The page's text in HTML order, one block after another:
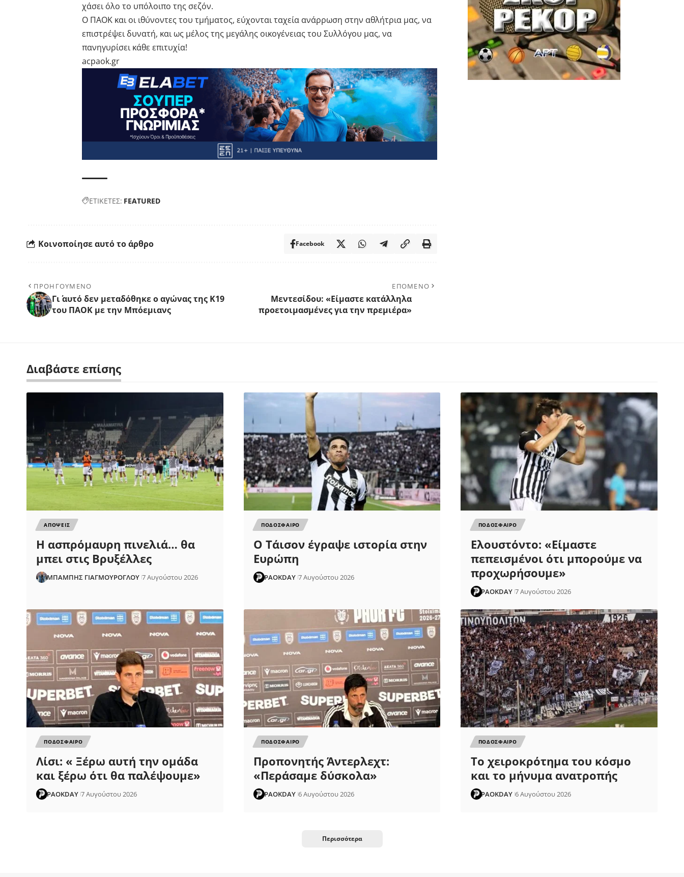
χάσει όλο το υπόλοιπο της σεζόν.
Ο ΠΑΟΚ και οι ιθύνοντες του τμήματος, εύχονται ταχεία ανάρρωση στην αθλήτρια μας, να
επιστρέψει δυνατή, και ως μέλος της μεγάλης οικογένειας του Συλλόγου μας, να
πανηγυρίσει κάθε επιτυχία!
acpaok.gr
ΕΤΙΚΕΤΕΣ: FEATURED
Κοινοποίησε αυτό το άρθρο Facebook
ΠΡΟΗΓΟΥΜΕΝΟ
Γι΄ αυτό δεν μεταδόθηκε ο αγώνας της Κ19
του ΠΑΟΚ με την Μπόεμιανς
ΕΠΟΜΕΝΟ
Μεντεσίδου: «Είμαστε κατάλληλα
προετοιμασμένες για την πρεμιέρα»
Διαβάστε επίσης
ΑΠΟΨΕΙΣ
Η ασπρόμαυρη πινελιά… θα
μπει στις Βρυξέλλες
ΜΠΑΜΠΗΣ ΓΙΑΓΜΟΥΡΟΓΛΟΥ 7 Αυγούστου 2026
ΠΟΔΟΣΦΑΙΡΟ
Ο Τάισον έγραψε ιστορία στην
Ευρώπη
PAOKDAY 7 Αυγούστου 2026
ΠΟΔΟΣΦΑΙΡΟ
Ελουστόντο: «Είμαστε
πεπεισμένοι ότι μπορούμε να
προχωρήσουμε»
PAOKDAY 7 Αυγούστου 2026
ΠΟΔΟΣΦΑΙΡΟ
Λίσι: « Ξέρω αυτή την ομάδα
και ξέρω ότι θα παλέψουμε»
PAOKDAY 7 Αυγούστου 2026
ΠΟΔΟΣΦΑΙΡΟ
Προπονητής Άντερλεχτ:
«Περάσαμε δύσκολα»
PAOKDAY 6 Αυγούστου 2026
ΠΟΔΟΣΦΑΙΡΟ
Το χειροκρότημα του κόσμο
και το μήνυμα ανατροπής
PAOKDAY 6 Αυγούστου 2026
Περισσότερα